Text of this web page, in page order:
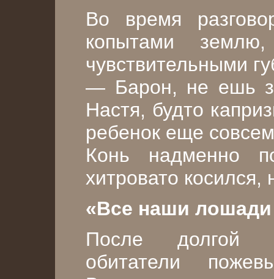
Во время
копытами
чувствительными
— Барон, не ешь
Настя, будто
ребенок еще
Конь надменно
хитровато
«Все наши
После долгой
обитатели